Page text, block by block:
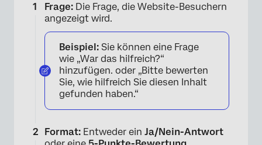
Frage: Die Frage, die Website-Besuchern
angezeigt wird.
Beispiel: Sie können eine Frage
wie „War das hilfreich?“
hinzufügen. oder „Bitte bewerten
Sie, wie hilfreich Sie diesen Inhalt
gefunden haben.“
Format: Entweder ein Ja/Nein-Antwort